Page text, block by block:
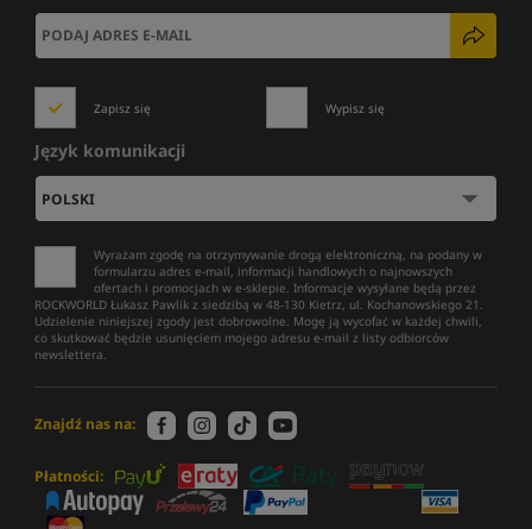
Zapisz się Wypisz się
Język komunikacji
Wyrażam zgodę na otrzymywanie drogą elektroniczną, na podany w
formularzu adres e-mail, informacji handlowych o najnowszych
ofertach i promocjach w e-sklepie. Informacje wysyłane będą przez
ROCKWORLD Łukasz Pawlik z siedzibą w 48-130 Kietrz, ul. Kochanowskiego 21.
Udzielenie niniejszej zgody jest dobrowolne. Mogę ją wycofać w każdej chwili,
co skutkować będzie usunięciem mojego adresu e-mail z listy odbiorców
newslettera.
Znajdź nas na:
Płatności: